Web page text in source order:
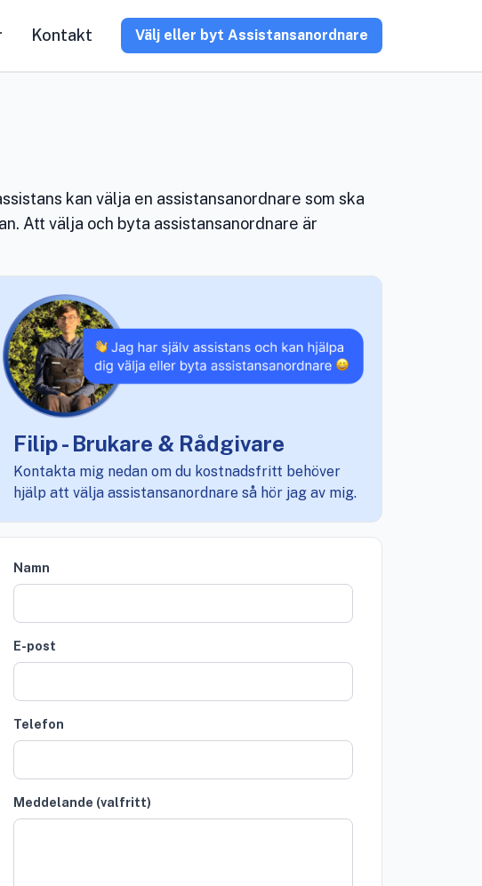
Kontakt Välj eller byt Assistansanordnare
kan välja en assistansanordnare som ska
Att välja och byta assistansanordnare är
Filip - Brukare & Rådgivare
Kontakta mig nedan om du kostnadsfritt behöver
hjälp att välja assistansanordnare så hör jag av mig.
Namn
E-post
Telefon
Meddelande (valfritt)